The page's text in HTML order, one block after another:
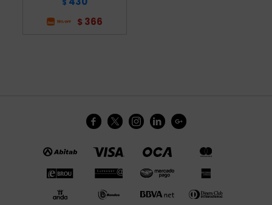
$
$ 366
    